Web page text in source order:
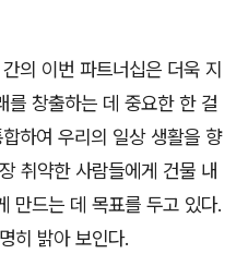
의 이번 파트너십은 더욱 지
를 창출하는 데 중요한 한 걸
하여 우리의 일상 생활을 향
취약한 사람들에게 건물 내
만드는 데 목표를 두고 있다.
히 밝아 보인다.